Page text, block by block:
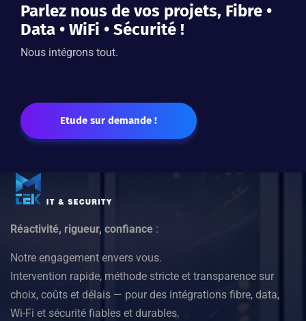
Parlez nous de vos projets, Fibre •
Data • WiFi • Sécurité !
Nous intégrons tout.
Etude sur demande !
Réactivité, rigueur, confiance :
Notre engagement envers vous.
Intervention rapide, méthode stricte et transparence sur
choix, coûts et délais — pour des intégrations fibre, data,
Wi-Fi et sécurité fiables et durables.